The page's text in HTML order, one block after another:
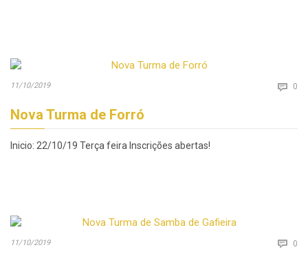
11/10/2019  0
Nova Turma de Forró
Inicio: 22/10/19 Terça feira Inscrições abertas!
11/10/2019  0